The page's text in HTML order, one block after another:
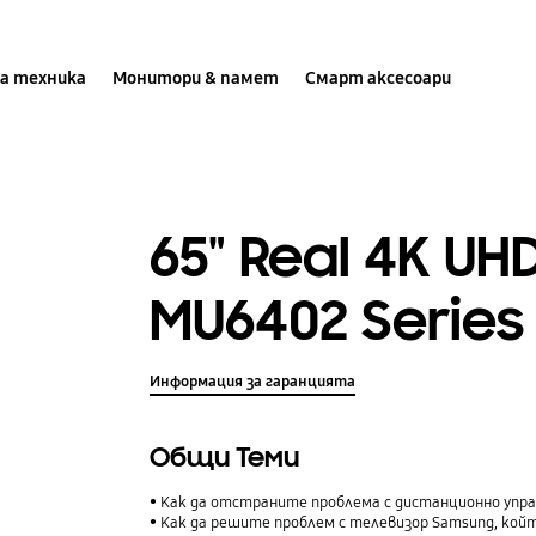
техника Монитори & памет Смарт аксесоари
65" Real 4K
MU6402
Информация за гаранцията
Общи Теми
Как да отстраните проблема с дистанционно
Как да решите проблем с телевизор Samsung,